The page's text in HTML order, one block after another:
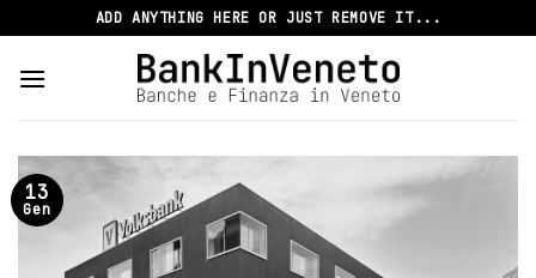
to
content
ADD ANYTHING HERE OR JUST REMOVE IT...
13
Gen